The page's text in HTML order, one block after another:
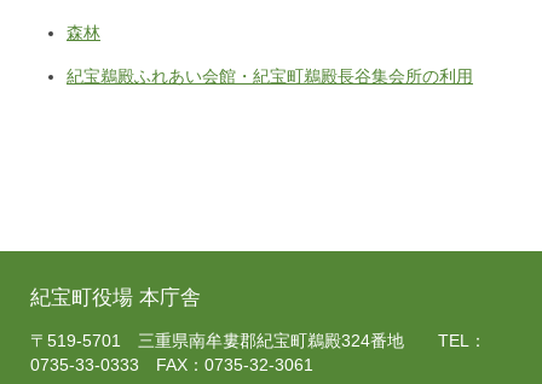
森林
紀宝鵜殿ふれあい会館・紀宝町鵜殿長谷集会所の利用
紀宝町役場 本庁舎
〒519-5701 三重県南牟婁郡紀宝町鵜殿324番地 TEL：
0735-33-0333 FAX：0735-32-3061